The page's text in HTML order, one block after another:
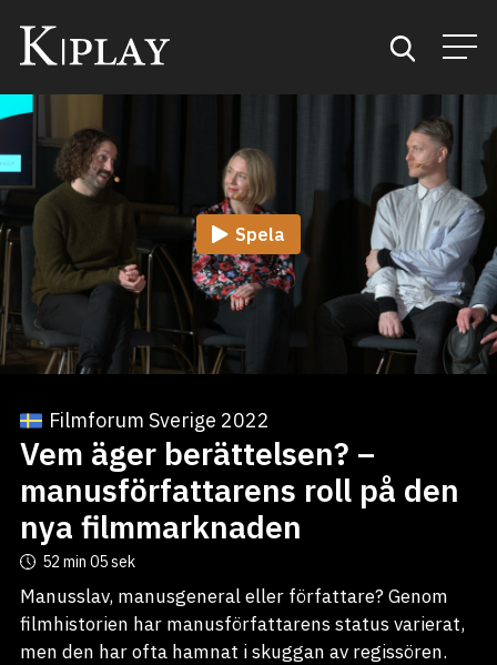
Sök
Kategorier
Mina favoriter
Spela
Filmforum Sverige 2022
Vem äger berättelsen? –
manusförfattarens roll på den
nya filmmarknaden
52 min 05 sek
Manusslav, manusgeneral eller författare? Genom
filmhistorien har manusförfattarens status varierat,
men den har ofta hamnat i skuggan av regissören.